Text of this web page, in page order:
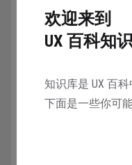
需要注意的是，不管
一款 500W 的电源，
欢迎来到
UX 百科知
知识库是 UX 百
下面是一些你可